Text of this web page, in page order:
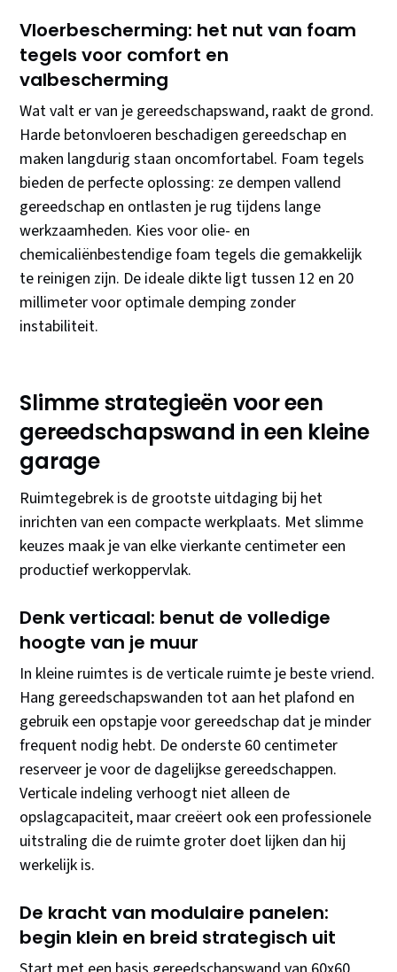
Vloerbescherming: het nut van foam
tegels voor comfort en
valbescherming
Wat valt er van je gereedschapswand, raakt de grond.
Harde betonvloeren beschadigen gereedschap en
maken langdurig staan oncomfortabel. Foam tegels
bieden de perfecte oplossing: ze dempen vallend
gereedschap en ontlasten je rug tijdens lange
werkzaamheden. Kies voor olie- en
chemicaliënbestendige foam tegels die gemakkelijk
te reinigen zijn. De ideale dikte ligt tussen 12 en 20
millimeter voor optimale demping zonder
instabiliteit.
Slimme strategieën voor een
gereedschapswand in een kleine
garage
Ruimtegebrek is de grootste uitdaging bij het
inrichten van een compacte werkplaats. Met slimme
keuzes maak je van elke vierkante centimeter een
productief werkoppervlak.
Denk verticaal: benut de volledige
hoogte van je muur
In kleine ruimtes is de verticale ruimte je beste vriend.
Hang gereedschapswanden tot aan het plafond en
gebruik een opstapje voor gereedschap dat je minder
frequent nodig hebt. De onderste 60 centimeter
reserveer je voor de dagelijkse gereedschappen.
Verticale indeling verhoogt niet alleen de
opslagcapaciteit, maar creëert ook een professionele
uitstraling die de ruimte groter doet lijken dan hij
werkelijk is.
De kracht van modulaire panelen:
begin klein en breid strategisch uit